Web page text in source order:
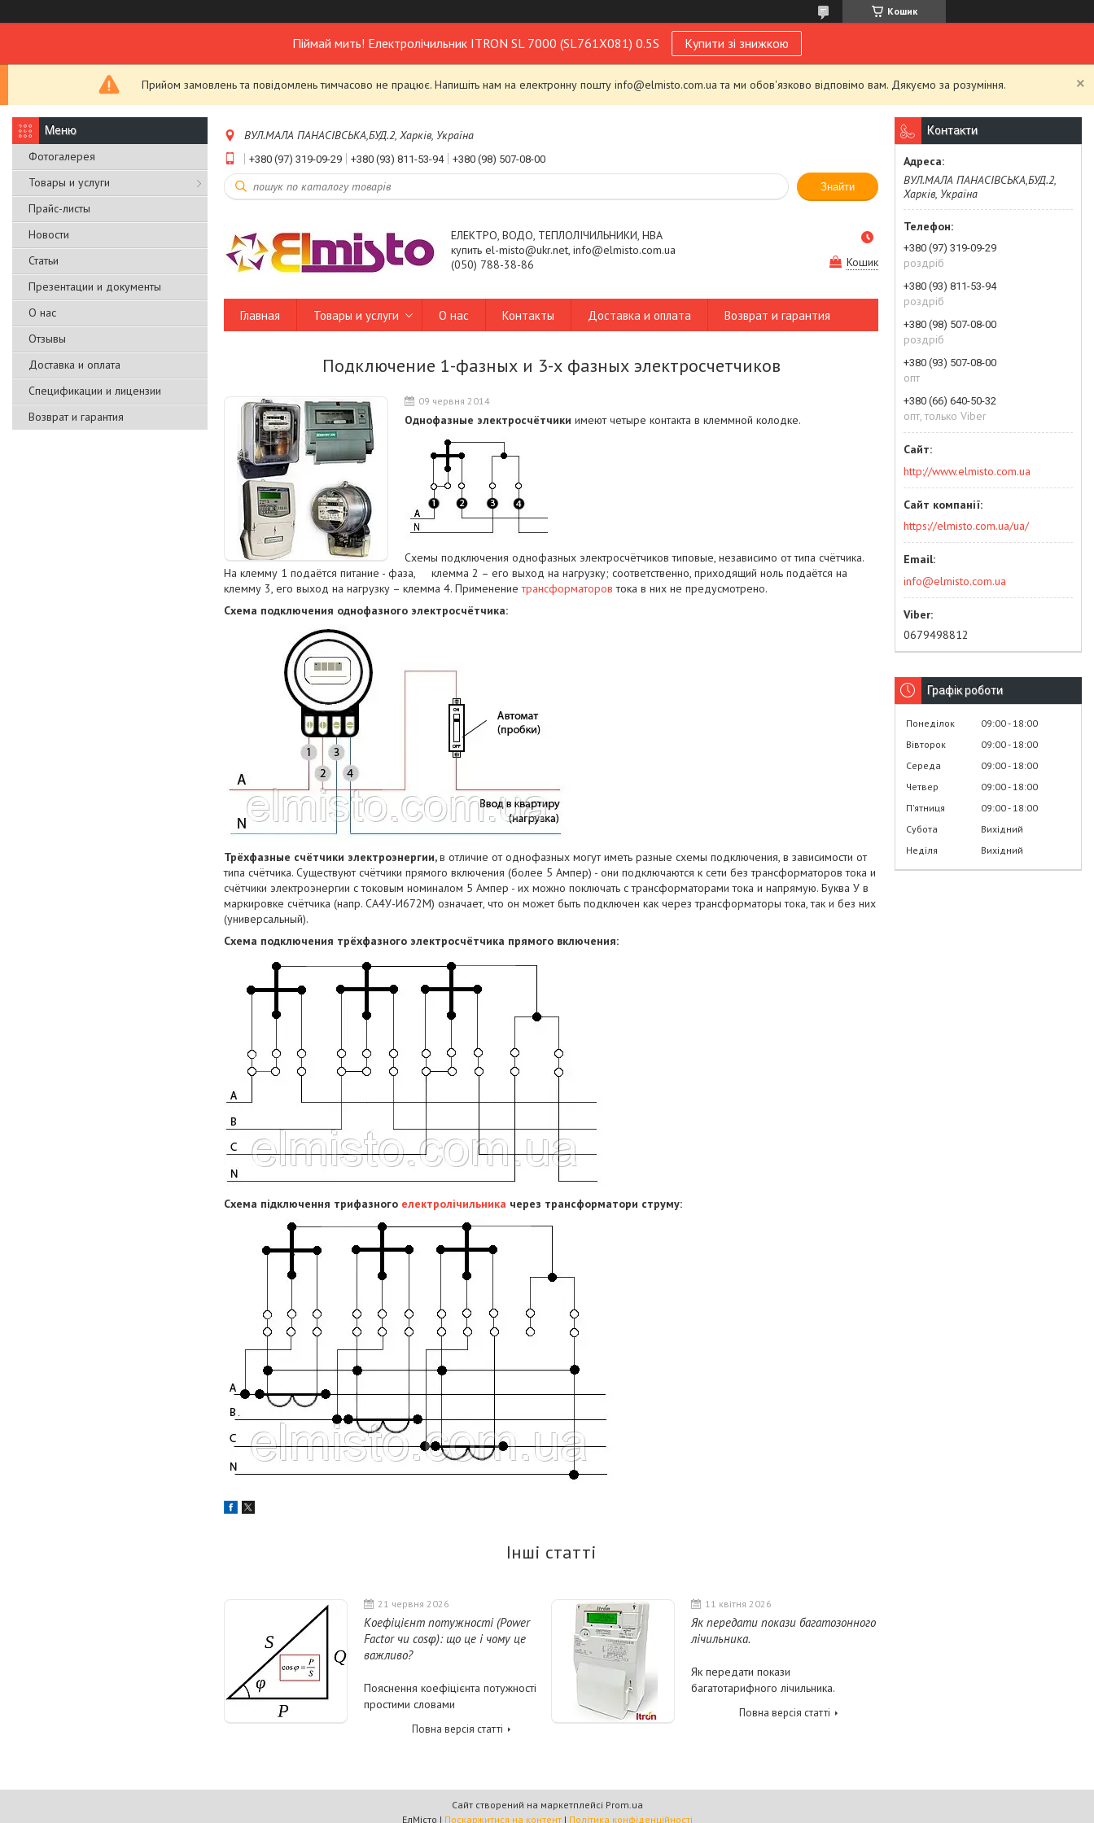
Кошик
Піймай мить! Електролічильник ITRON SL 7000 (SL761X081) 0.5S Купити зі знижкою
Прийом замовлень та повідомлень тимчасово не працює. Напишіть нам на електронну пошту info@elmisto.com.ua та ми обов'язково відповімо вам. Дякуємо за розуміння.
Фотогалерея
Товары и услуги
Прайс-листы
Новости
Статьи
Презентации и документы
О нас
Отзывы
Доставка и оплата
Спецификации и лицензии
Возврат и гарантия
ВУЛ.МАЛА ПАНАСІВСЬКА,БУД.2, Харків, Україна
+380 (97) 319-09-29 +380 (93) 811-53-94 +380 (98) 507-08-00
Знайти
ЕЛЕКТРО, ВОДО, ТЕПЛОЛІЧИЛЬНИКИ, НВА
купить el-misto@ukr.net, info@elmisto.com.ua
(050) 788-38-86
Кошик
Главная Товары и услуги О нас Контакты Доставка и оплата Возврат и гарантия
Подключение 1-фазных и 3-х фазных электросчетчиков
09 червня 2014
Однофазные электросчётчики имеют четыре контакта в клеммной колодке.
Схемы подключения однофазных электросчётчиков типовые, независимо от типа счётчика.
На клемму 1 подаётся питание - фаза, клемма 2 – его выход на нагрузку; соответственно, приходящий ноль подаётся на
клемму 3, его выход на нагрузку – клемма 4. Применениетрансформаторов тока в них не предусмотрено.
Схема подключения однофазного электросчётчика:
Трёхфазные счётчики электроэнергии,в отличие от однофазных могут иметь разные схемы подключения, в зависимости от
типа счётчика. Существуют счётчики прямого включения (более 5 Ампер) - они подключаются к сети без трансформаторов тока и
счётчики электроэнергии с токовым номиналом 5 Ампер - их можно поключать с трансформаторами тока и напрямую. Буква У в
маркировке счётчика (напр. СА4У-И672М) означает, что он может быть подключен как через трансформаторы тока, так и без них
(универсальный).
Схема подключения трёхфазного электросчётчика прямого включения:
Схема підключення трифазного електролічильника через трансформатори струму:
Інші статті
21 червня 2026
Коефіцієнт потужності (Power
Factor чи cosφ): що це і чому це
важливо?
Пояснення коефіцієнта потужності
простими словами
Повна версія статті
11 квітня 2026
Як передати покази багатозонного
лічильника.
Як передати покази
багатотарифного лічильника.
Повна версія статті
Контакти
ВУЛ.МАЛА ПАНАСІВСЬКА,БУД.2,
Харків, Україна
+380 (97) 319-09-29
роздріб
+380 (93) 811-53-94
роздріб
+380 (98) 507-08-00
роздріб
+380 (93) 507-08-00
опт
+380 (66) 640-50-32
опт, только Viber
http://www.elmisto.com.ua
https://elmisto.com.ua/ua/
info@elmisto.com.ua
0679498812
Графік роботи
Понеділок 09:00 18:00
Вівторок
09:00 18:00
Середа
09:00 18:00
Четвер
09:00 18:00
Пʼятниця
09:00 18:00
Субота
Вихідний
Неділя
Вихідний
Сайт створений на маркетплейсі Prom.ua
ЕлМісто | Поскаржитися на контент | Політика конфіденційності